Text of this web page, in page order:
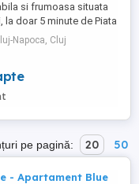
si frumoasa situata
la doar 5 minute de Piata
un bloc nou.
mobilat si utilat
hota, cuptor de
de apa, masina de
rufe, frigider, televizor
Napoca, Cluj
pe pagină: 20 50
- Apartament Blue